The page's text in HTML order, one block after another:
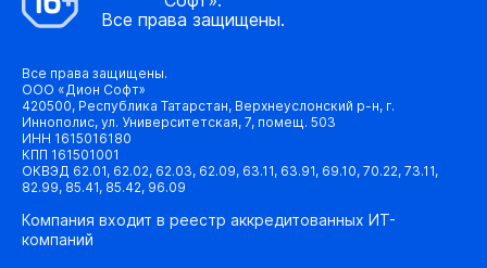
Все права защищены.
Все права защищены.
ООО «Дион Софт»
420500, Республика Татарстан, Верхнеуслонский р-н, г.
Иннополис, ул. Университетская, 7, помещ. 503
ИНН 1615016180
КПП 161501001
ОКВЭД 62.01, 62.02, 62.03, 62.09, 63.11, 63.91, 69.10, 70.22, 73.11,
82.99, 85.41, 85.42, 96.09
Компания входит в реестр аккредитованных ИТ-
компаний